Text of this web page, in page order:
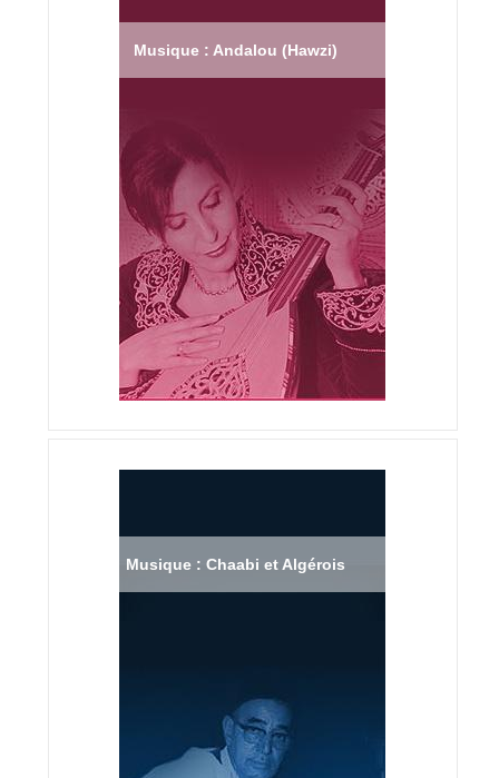
Musique : Andalou (Hawzi)
Musique : Chaabi et Algérois